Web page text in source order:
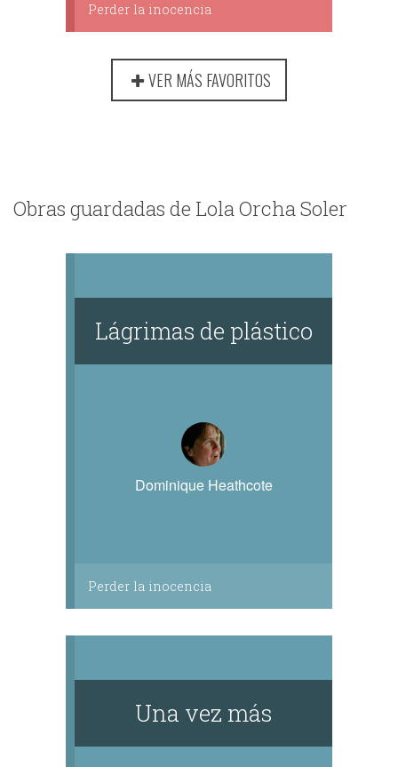
Perder la inocencia
VER MÁS FAVORITOS
Obras guardadas de Lola Orcha Soler
Lágrimas de plástico
Dominique Heathcote
Perder la inocencia
Una vez más